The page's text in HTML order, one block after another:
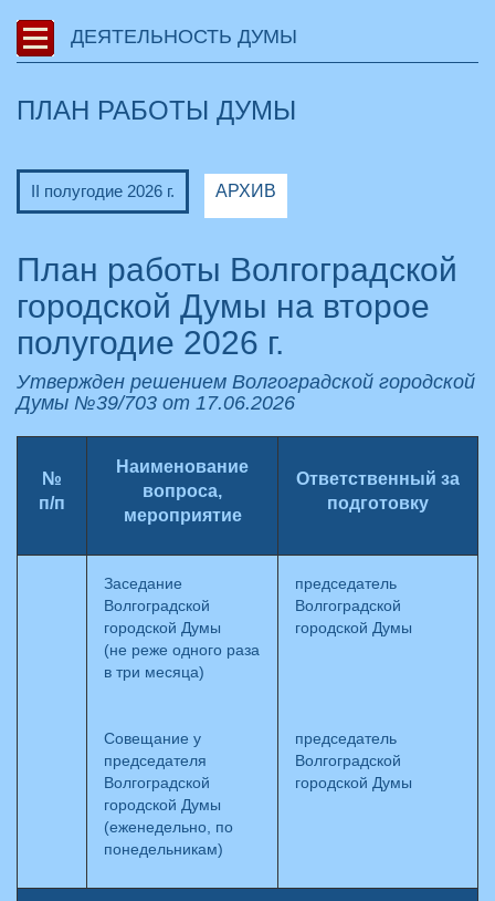
ДЕЯТЕЛЬНОСТЬ ДУМЫ
ПЛАН РАБОТЫ ДУМЫ
II полугодие 2026 г. АРХИВ
План работы Волгоградской
городской Думы на второе
полугодие 2026 г.
Утвержден решением Волгоградской городской
Думы №39/703 от 17.06.2026
№
п/п
Наименование
вопроса,
мероприятие
Ответственный за
подготовку
Заседание
Волгоградской
городской Думы
(не реже одного раза
в три месяца)
председатель
Волгоградской
городской Думы
Совещание у
председателя
Волгоградской
городской Думы
(еженедельно, по
понедельникам)
председатель
Волгоградской
городской Думы